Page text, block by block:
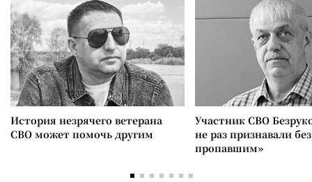
История незрячего ветерана
СВО может помочь другим
Участник СВО
не раз признавали
пропавшим»